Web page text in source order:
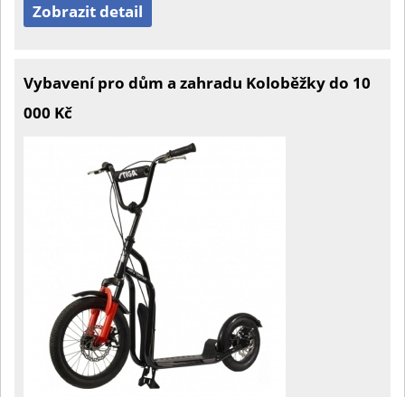
Zobrazit detail
Vybavení pro dům a zahradu Koloběžky do 10
000 Kč